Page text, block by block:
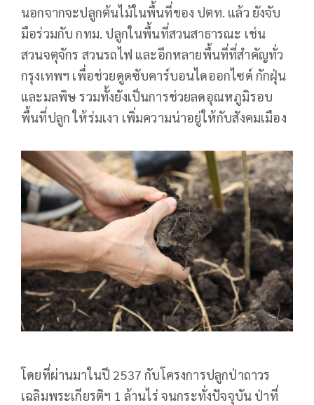
นอกจากจะปลูกต้นไม้ในพื้นที่ของ ปตท. แล้ว ยังจับ
มือร่วมกับ กทม. ปลูกในพื้นที่สวนสาธารณะ เช่น
สวนจตุจักร สวนรถไฟ และอีกหลายพื้นที่ที่สำคัญทั่ว
กรุงเทพฯ เพื่อช่วยดูดซับคาร์บอนไดออกไซด์ กักฝุ่น
และมลพิษ รวมทั้งยังเป็นการช่วยลดอุณหภูมิรอบ
พื้นที่ปลูก ให้ร่มเงา เพิ่มความน่าอยู่ให้กับสังคมเมือง
โดยที่ผ่านมาในปี 2537 กับโครงการปลูกป่าถาวร
เฉลิมพระเกียรติฯ 1 ล้านไร่ จนกระทั่งปัจจุบัน ป่าที่